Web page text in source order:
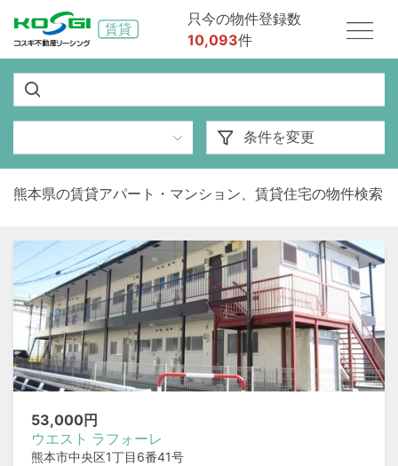
只今の物件登録数
10,093件
熊本県の賃貸アパート・マンション、賃貸住宅の物件検索
53,000円
ウエスト ラフォーレ
熊本市中央区1丁目6番41号